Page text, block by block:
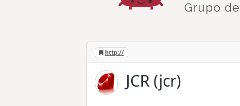
Grupo
http://
JCR (jcr)